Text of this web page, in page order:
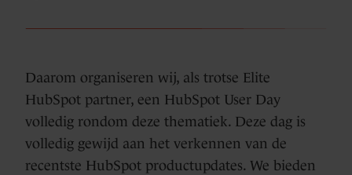
Daarom organiseren wij, als trotse Elite
HubSpot partner, een HubSpot User Day
volledig rondom deze thematiek. Deze dag is
volledig gewijd aan het verkennen van de
recentste HubSpot productupdates. We bieden